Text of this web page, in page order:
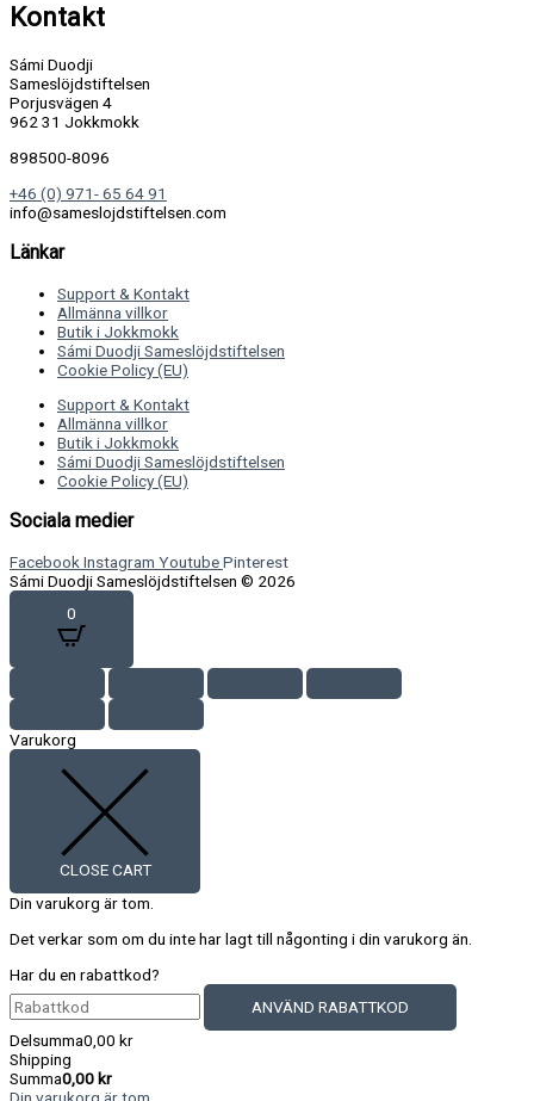
Kontakt
Sámi Duodji
Sameslöjdstiftelsen
Porjusvägen 4
962 31 Jokkmokk
898500-8096
+46 (0) 971- 65 64 91
info@sameslojdstiftelsen.com
Länkar
Support & Kontakt
Allmänna villkor
Butik i Jokkmokk
Sámi Duodji Sameslöjdstiftelsen
Cookie Policy (EU)
Support & Kontakt
Allmänna villkor
Butik i Jokkmokk
Sámi Duodji Sameslöjdstiftelsen
Cookie Policy (EU)
Sociala medier
FacebookInstagram YoutubePinterest
Sámi Duodji Sameslöjdstiftelsen © 2026
0
Varukorg
CLOSE CART
Din varukorg är tom.
Det verkar som om du inte har lagt till någonting i din varukorg än.
Har du en rabattkod?
ANVÄND RABATTKOD
Delsumma0,00 kr
Shipping
Summa0,00 kr
Din varukorg är tom